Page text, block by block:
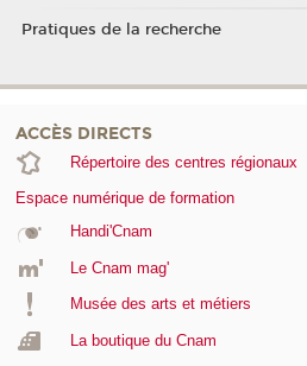
Pratiques de la recherche
ACCÈS DIRECTS
Répertoire des centres régionaux
Espace numérique de formation
Handi'Cnam
Le Cnam mag'
Musée des arts et métiers
La boutique du Cnam